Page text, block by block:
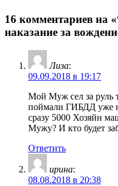
16 комментариев на
наказание за
Лиза:
09.09.2018 в 19:17
Мой Муж сел за руль
поймали ГИБДД уже
сразу 5000 Хозяйн
Мужу? И кто будет
Ответить
ирина:
08.08.2018 в 20:38